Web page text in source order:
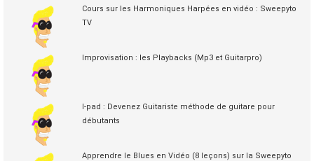
Cours sur les Harmoniques Harpées en vidéo : Sweepyto
TV
Improvisation : les Playbacks (Mp3 et Guitarpro)
I-pad : Devenez Guitariste méthode de guitare pour
débutants
Apprendre le Blues en Vidéo (8 leçons) sur la Sweepyto